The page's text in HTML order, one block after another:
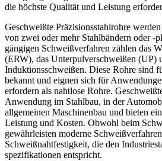
die höchste Qualität und Leistung
Geschweißte Präzisionsstahlrohre
von zwei oder mehr Stahlbändern oder -
gängigen Schweißverfahren zählen das
(ERW), das Unterpulverschweißen (UP)
Induktionsschweißen. Diese Rohre sind
bekannt und eignen sich für
erfordern als nahtlose Rohre.
Anwendung im Stahlbau, in der
allgemeinen Maschinenbau und bieten
Leistung und Kosten. Obwohl beim
gewährleisten moderne
Schweißnahtfestigkeit, die den
spezifikationen entspricht.